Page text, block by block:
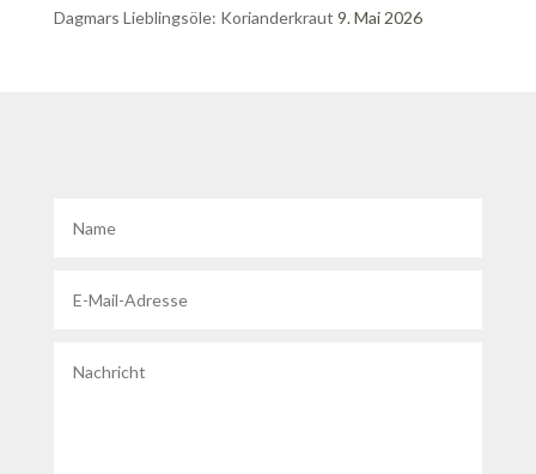
Dagmars Lieblingsöle: Korianderkraut 9. Mai 2026